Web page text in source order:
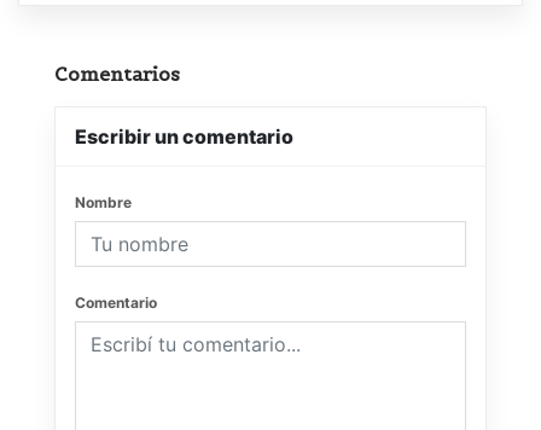
Comentarios
Escribir un comentario
Nombre
Comentario